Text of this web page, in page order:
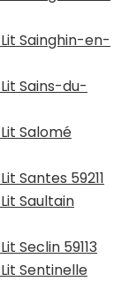
Sainghin-en-
Sains-du-
Salomé
Santes 59211
Saultain
Seclin 59113
Sentinelle